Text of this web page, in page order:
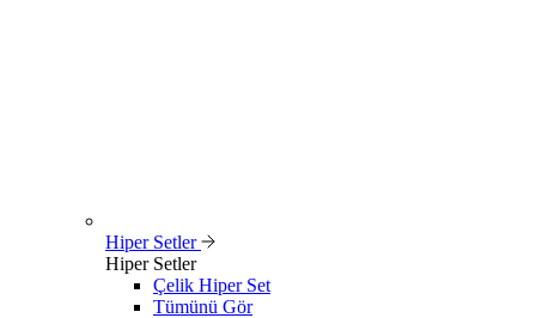
Hiper Setler
Hiper Setler
Çelik Hiper Set
Tümünü Gör